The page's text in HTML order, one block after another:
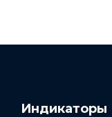
Индикаторы